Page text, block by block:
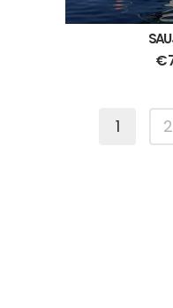
€
1 2